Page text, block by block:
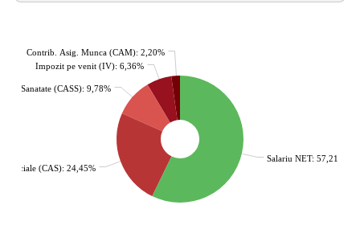
Salariu NET: 57,21%
Sociale (CAS): 24,45%
Sanatate (CASS): 9,78%
Impozit pe venit (IV): 6,36%
Contrib. Asig. Munca (CAM): 2,20%